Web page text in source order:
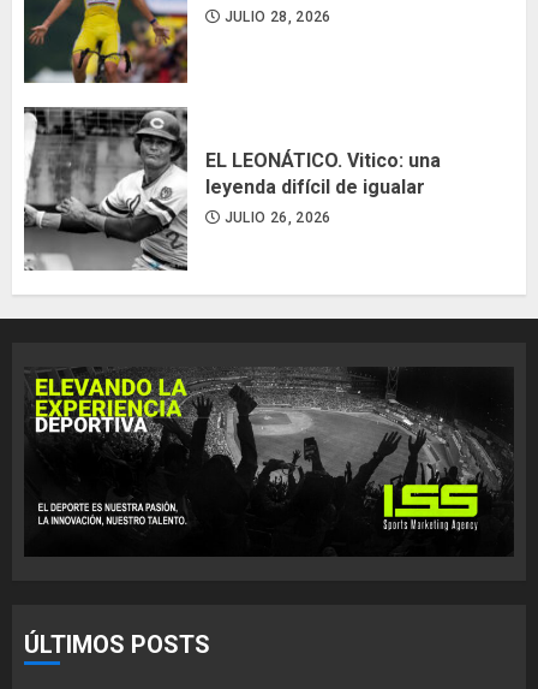
JULIO 28, 2026
EL LEONÁTICO. Vitico: una
leyenda difícil de igualar
JULIO 26, 2026
ÚLTIMOS POSTS